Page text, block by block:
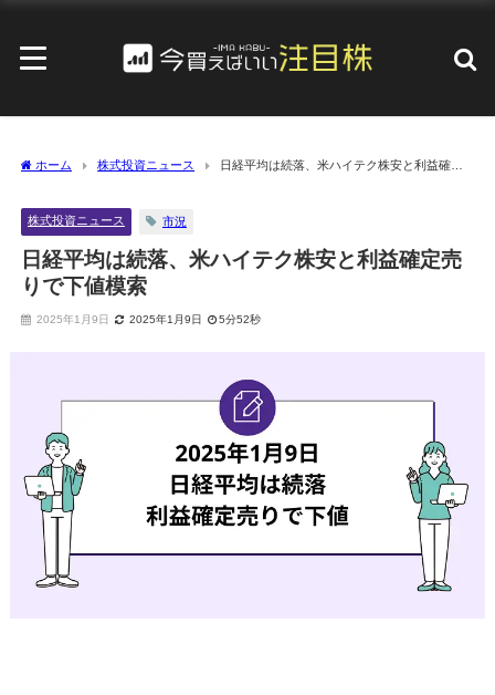
ホーム 株式投資ニュース
日経平均は続落、米ハイテク株安と利益確定
株式投資ニュース 市況
日経平均は続落、米ハイテク株安と利益確定売
りで下値模索
2025年1月9日 2025年1月9日 5分52秒